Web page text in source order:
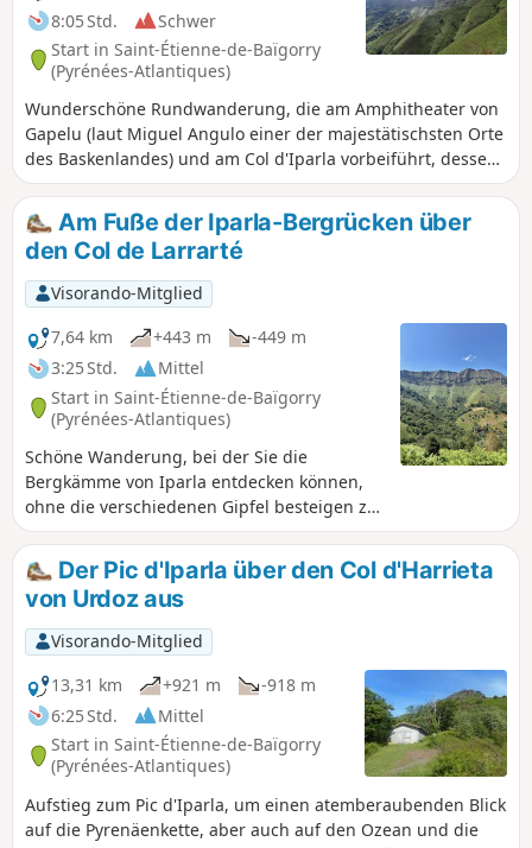
8:05 Std.
Schwer
Start in Saint-Étienne-de-Baïgorry
(Pyrénées-Atlantiques)
Wunderschöne Rundwanderung, die am Amphitheater von
Gapelu (laut Miguel Angulo einer der majestätischsten Orte
des Baskenlandes) und am Col d'Iparla vorbeiführt, dessen
Aufstieg zwar anstrengend ist, aber auf den Bergkämmen
mit einem atemberaubenden Panorama vom Meer bis zu
den Gipfeln von Orhy und Anie belohnt wird...
Am Fuße der Iparla-Bergrücken über
den Col de Larrarté
Visorando-Mitglied
7,64 km
+443 m
-449 m
3:25 Std.
Mittel
Start in Saint-Étienne-de-Baïgorry
(Pyrénées-Atlantiques)
Schöne Wanderung, bei der Sie die
Bergkämme von Iparla entdecken können,
ohne die verschiedenen Gipfel besteigen zu
müssen.
Der Pic d'Iparla über den Col d'Harrieta
von Urdoz aus
Visorando-Mitglied
13,31 km
+921 m
-918 m
6:25 Std.
Mittel
Start in Saint-Étienne-de-Baïgorry
(Pyrénées-Atlantiques)
Aufstieg zum Pic d'Iparla, um einen atemberaubenden Blick
auf die Pyrenäenkette, aber auch auf den Ozean und die